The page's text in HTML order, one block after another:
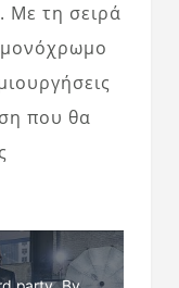
Με τη σειρά
που θα